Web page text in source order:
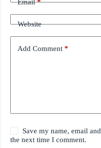
Email*
Website
Add Comment *
Save my name, email
the next time I comment.